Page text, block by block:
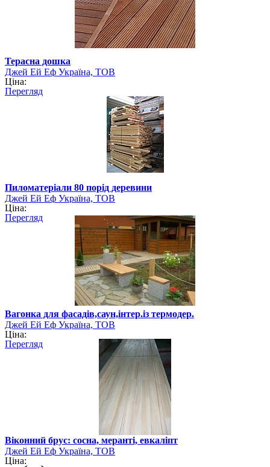
Терасна дошка
Джей Ей Еф Україна, ТОВ
Ціна:
Перегляд
Пиломатеріали 80 порід деревини
Джей Ей Еф Україна, ТОВ
Ціна:
Перегляд
Вагонка для фасадів,саун,інтер.із термодер.
Джей Ей Еф Україна, ТОВ
Ціна:
Перегляд
Віконний брус: сосна, меранті, евкаліпт
Джей Ей Еф Україна, ТОВ
Ціна: